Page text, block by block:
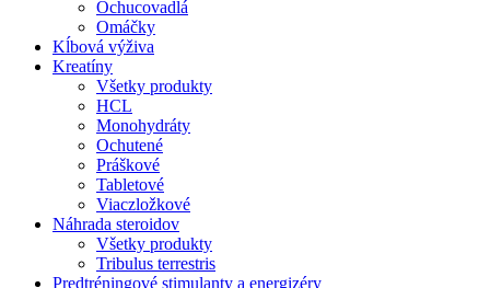
Ochucovadlá
Omáčky
Kĺbová výživa
Kreatíny
Všetky produkty
HCL
Monohydráty
Ochutené
Práškové
Tabletové
Viaczložkové
Náhrada steroidov
Všetky produkty
Tribulus terrestris
Predtréningové stimulanty a energizéry